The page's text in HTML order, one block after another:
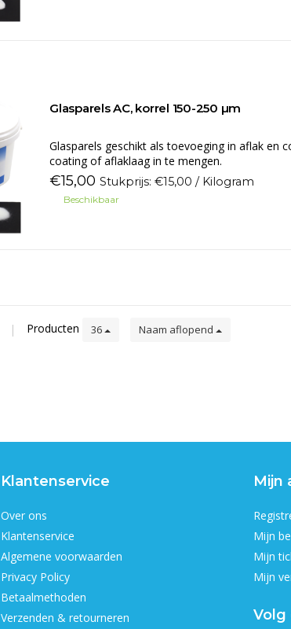
Glasparels AC, korrel 150-250 µm
Glasparels geschikt als toevoeging in aflak en
coating of aflaklaag in te mengen.
€15,00 Stukprijs: €15,00 / Kilogram
Beschikbaar
| Producten 36 Naam aflopend
Klantenservice
Over ons
Klantenservice
Algemene voorwaarden
Privacy Policy
Betaalmethoden
Verzenden & retourneren
Mijn
Mijn
Mijn
Mijn
Volg